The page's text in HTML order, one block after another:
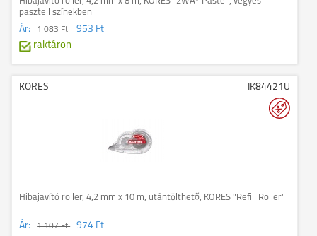
pasztell színekben
Ár: 1 083 Ft
953 Ft
raktáron
KORES IK84421U
Hibajavító roller, 4,2 mm x 10 m, utántölthető, KORES "Refill Roller"
Ár: 1 107 Ft
974 Ft